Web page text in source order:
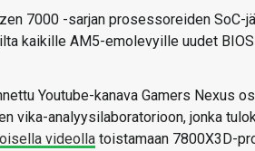
7000 -sarjan prosessoreiden SoC-
kaikille AM5-emolevyille uudet
Youtube-kanava Gamers Nexus
vika-analyysilaboratorioon, jonka
videolla toistamaan 7800X3D-